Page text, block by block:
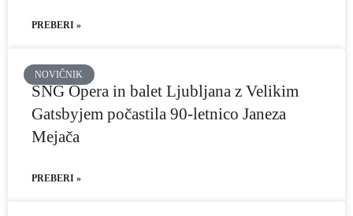
PREBERI »
NOVIČNIK
SNG Opera in balet Ljubljana z Velikim
Gatsbyjem počastila 90-letnico Janeza
Mejača
PREBERI »